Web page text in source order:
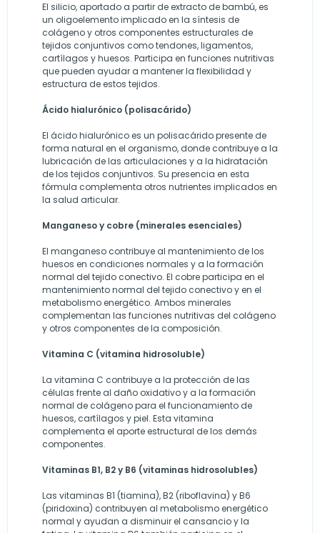
El silicio, aportado a partir de extracto de bambú, es
un oligoelemento implicado en la síntesis de
colágeno y otros componentes estructurales de
tejidos conjuntivos como tendones, ligamentos,
cartílagos y huesos. Participa en funciones nutritivas
que pueden ayudar a mantener la flexibilidad y
estructura de estos tejidos.
Ácido hialurónico (polisacárido)
El ácido hialurónico es un polisacárido presente de
forma natural en el organismo, donde contribuye a la
lubricación de las articulaciones y a la hidratación
de los tejidos conjuntivos. Su presencia en esta
fórmula complementa otros nutrientes implicados en
la salud articular.
Manganeso y cobre (minerales esenciales)
El manganeso contribuye al mantenimiento de los
huesos en condiciones normales y a la formación
normal del tejido conectivo. El cobre participa en el
mantenimiento normal del tejido conectivo y en el
metabolismo energético. Ambos minerales
complementan las funciones nutritivas del colágeno
y otros componentes de la composición.
Vitamina C (vitamina hidrosoluble)
La vitamina C contribuye a la protección de las
células frente al daño oxidativo y a la formación
normal de colágeno para el funcionamiento de
huesos, cartílagos y piel. Esta vitamina
complementa el aporte estructural de los demás
componentes.
Vitaminas B1, B2 y B6 (vitaminas hidrosolubles)
Las vitaminas B1 (tiamina), B2 (riboflavina) y B6
(piridoxina) contribuyen al metabolismo energético
normal y ayudan a disminuir el cansancio y la